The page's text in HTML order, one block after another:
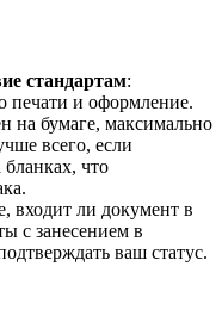
стандартам:
печати и оформление.
на бумаге, максимально
всего, если
бланках, что
входит ли документ в
с занесением в
ваш статус.